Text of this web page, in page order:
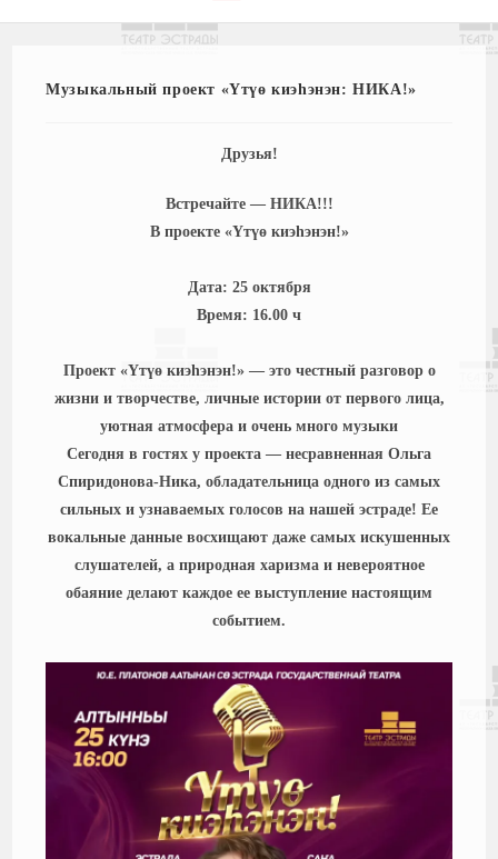
Музыкальный проект «Үтүө киэһэнэн: НИКА!»
Друзья!
Встречайте — НИКА!!!
В проекте «Үтүө киэһэнэн!»
Дата: 25 октября
Время: 16.00 ч
Проект «Үтүө киэһэнэн!» — это честный разговор о
жизни и творчестве, личные истории от первого лица,
уютная атмосфера и очень много музыки
Сегодня в гостях у проекта — несравненная Ольга
Спиридонова-Ника, обладательница одного из самых
сильных и узнаваемых голосов на нашей эстраде! Ее
вокальные данные восхищают даже самых искушенных
слушателей, а природная харизма и невероятное
обаяние делают каждое ее выступление настоящим
событием.